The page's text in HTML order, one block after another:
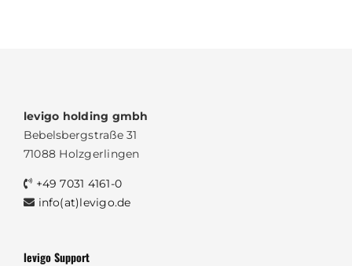
levigo holding gmbh
Bebelsbergstraße 31
71088 Holzgerlingen
+49 7031 4161-0
info(at)levigo.de
levigo Support